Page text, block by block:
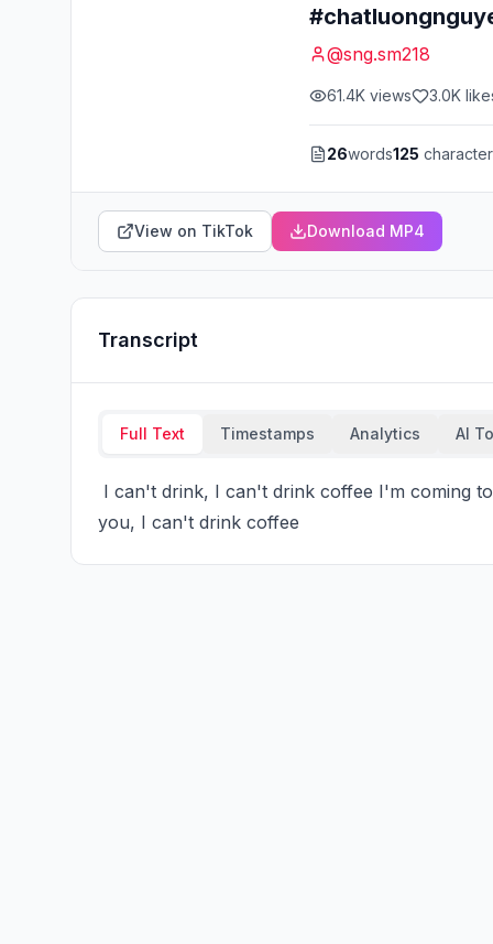
@sng.sm218
61.4K views 3.0K
26words125
View on TikTok Download MP4
Transcript
Full Text Timestamps Analytics AI
you, I can't drink coffee